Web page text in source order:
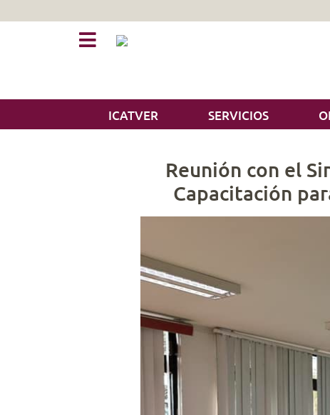
ICATVER SERVICIOS
Reunión con el
Capacitación